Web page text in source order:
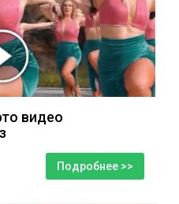
видео
Подробнее >>